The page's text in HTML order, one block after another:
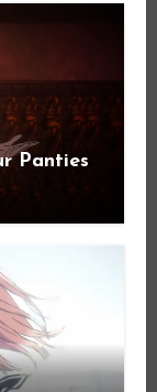
Panties